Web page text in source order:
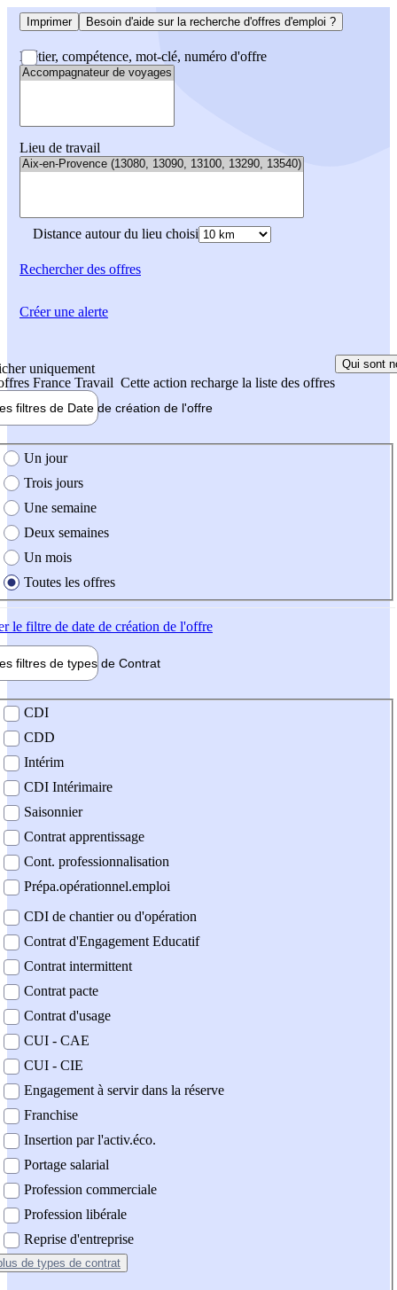
Imprimer Besoin d'aide sur la recherche d'offres d'emploi ?
Métier, compétence, mot-clé, numéro d'offre
Lieu de travail
Distance autour du lieu choisi
Rechercherdes offres
uniquement
France Travail Cette action recharge la liste des offres
Qui sont
filtres de Date de création de l'offre
création de l'offre
Un jour
Trois jours
Une semaine
Deux semaines
Un mois
Toutes les offres
le filtre de date de création de l'offre
filtres de types de Contrat
contrat
CDI
CDD
Intérim
CDI Intérimaire
Saisonnier
Contrat apprentissage
Cont. professionnalisation
Prépa.opérationnel.emploi
CDI de chantier ou d'opération
Contrat d'Engagement Educatif
Contrat intermittent
Contrat pacte
Contrat d'usage
CUI - CAE
CUI - CIE
Engagement à servir dans la réserve
Franchise
Insertion par l'activ.éco.
Portage salarial
Profession commerciale
Profession libérale
Reprise d'entreprise
de types de contrat
Créer une alerte